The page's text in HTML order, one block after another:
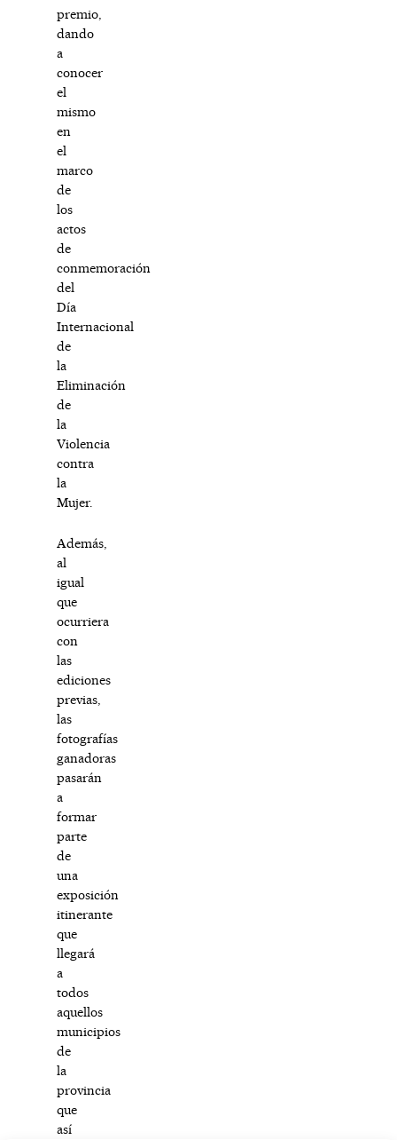
premio,
dando
a
conocer
el
mismo
en
el
marco
de
los
actos
de
conmemoración
del
Día
Internacional
de
la
Eliminación
de
la
Violencia
contra
la
Mujer.
Además,
al
igual
que
ocurriera
con
las
ediciones
previas,
las
fotografías
ganadoras
pasarán
a
formar
parte
de
una
exposición
itinerante
que
llegará
a
todos
aquellos
municipios
de
la
provincia
que
así